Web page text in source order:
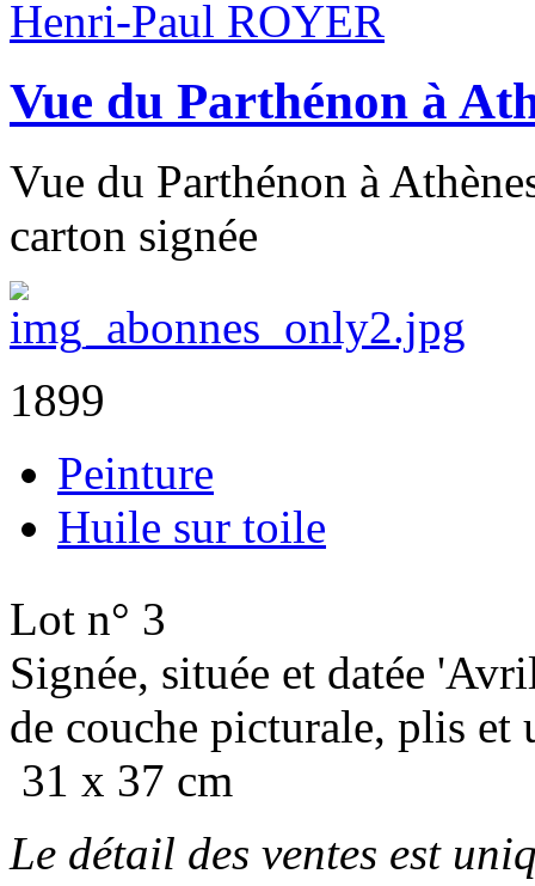
Henri-Paul ROYER
Vue du Parthénon à
Vue du Parthénon à
carton signée
1899
Peinture
Huile sur toile
Lot n° 3
Signée, située et datée
de couche picturale, plis et
31 x 37 cm
Le détail des ventes est